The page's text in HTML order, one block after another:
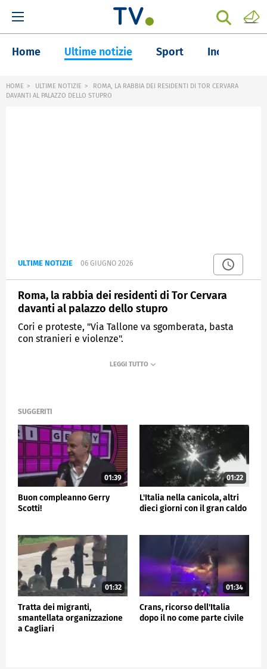
Home Ultime notizie Sport Inchieste
HOME ULTIME NOTIZIE
ROMA, LA RABBIA DEI RESIDENTI DI TOR CERVARA
DAVANTI AL PALAZZO DELLO STUPRO
ULTIME NOTIZIE 06 GIUGNO 2026
Roma, la rabbia dei residenti di Tor Cervara
davanti al palazzo dello stupro
Cori e proteste, "Via Tallone va sgomberata, basta
con stranieri e violenze".
SUGGERITI
01:39
Buon compleanno Gerry
Scotti!
01:22
L'Italia nella canicola, altri
dieci giorni con il gran caldo
01:32
Tratta dei migranti,
smantellata organizzazione
a Cagliari
01:34
Crans, ricorso dell'Italia
dopo il no come parte civile